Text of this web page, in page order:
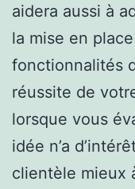
aidera aussi à
la mise en
fonctionnalités
réussite de
lorsque vous
idée n’a
clientèle mieux